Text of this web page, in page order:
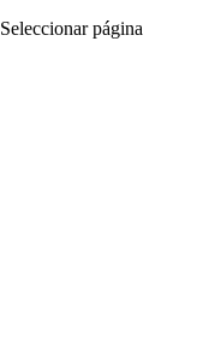
Seleccionar página